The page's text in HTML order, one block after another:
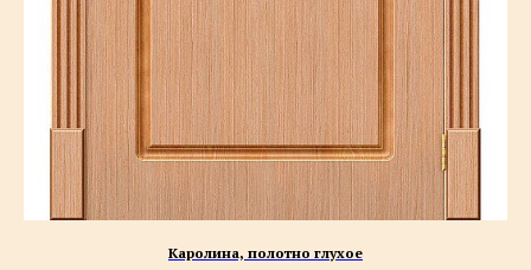
Каролина, полотно глухое